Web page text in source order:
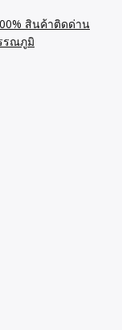
สินค้าติดด่าน
รณภูมิ